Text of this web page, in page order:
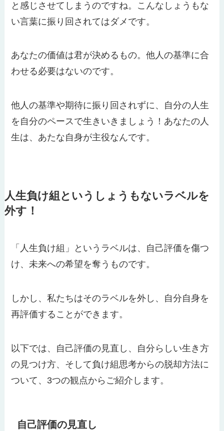
と感じさせてしまうのですね。こんなしょうもな
い言葉に振り回されてはダメです。
あなたの価値は君が決めるもの。他人の基準に合
わせる必要はないのです。
他人の基準や期待に振り回されずに、自分の人生
を自分のペースで生きいきましょう！あなたの人
生は、あたな自身が主役なんです。
人生負け組というしょうもないラベルを
外す！
「人生負け組」というラベルは、自己評価を傷つ
け、未来への希望を奪うものです。
しかし、私たちはそのラベルを外し、自分自身を
再評価することができます。
以下では、自己評価の見直し、自分らしい生き方
の見つけ方、そして負け組思考からの脱却方法に
ついて、3つの観点からご紹介します。
自己評価の見直し